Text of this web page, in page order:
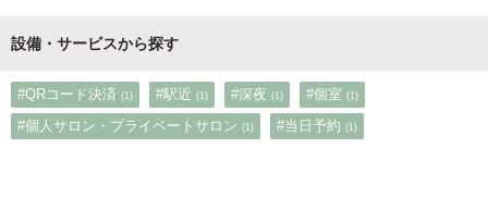
設備・サービスから探す
#QRコード決済 (1) #駅近 (1) #深夜 (1) #個室 (1)
#個人サロン・プライベートサロン (1) #当日予約 (1)